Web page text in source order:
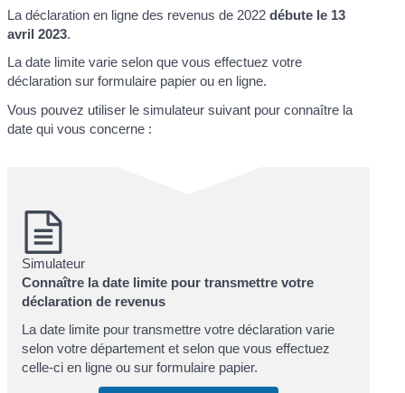
La déclaration en ligne des revenus de 2022débute le 13
avril 2023.
La date limite varie selon que vous effectuez votre
déclaration sur formulaire papier ou en ligne.
Vous pouvez utiliser le simulateur suivant pour connaître la
date qui vous concerne :
Simulateur
Connaître la date limite pour transmettre votre
déclaration de revenus
La date limite pour transmettre votre déclaration varie
selon votre département et selon que vous effectuez
celle-ci en ligne ou sur formulaire papier.